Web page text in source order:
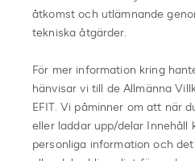
åtkomst och utlämnande
tekniska åtgärder.
För mer information kring
hänvisar vi till de Allmänna
EFIT. Vi påminner om att när
eller laddar upp/delar Innehåll
personliga information och